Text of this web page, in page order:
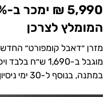
המומלץ לצרכן
במתנה, בנוסף ל-30 ימי ניסיון ללא התחייבות.